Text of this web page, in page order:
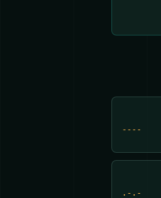
----
.-.-